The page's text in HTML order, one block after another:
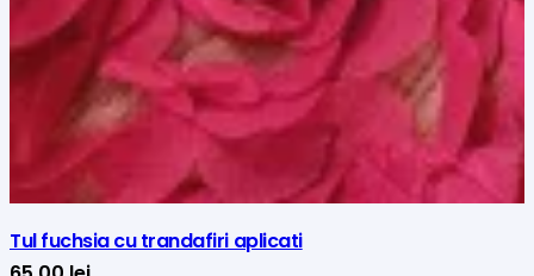
Tul fuchsia cu trandafiri aplicati